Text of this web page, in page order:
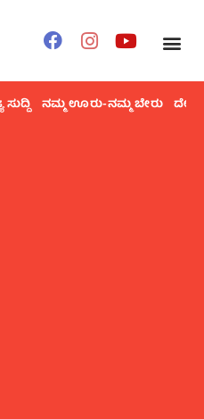
ಸುದ್ದಿ ನಮ್ಮ ಊರು-ನಮ್ಮ ಬೇರು ದೇಶ